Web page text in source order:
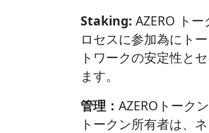
Staking: AZERO ト
ロセスに参加為にト
トワークの安定性と
ます。
管理： AZEROトーク
トークン所有者は、